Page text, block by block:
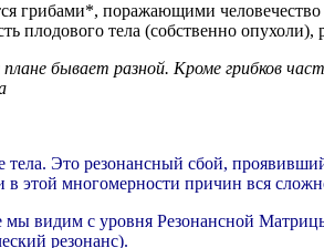
грибами*, поражающими
плодового тела (собственно
плане бывает разной. Кроме грибков
Это резонансный сбой,
этой многомерности причин вся
мы видим с уровня Резонансной
резонанс).